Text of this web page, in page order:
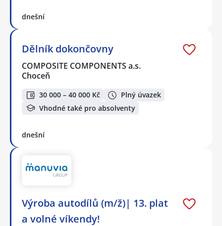
dnešní
Dělník dokončovny
COMPOSITE COMPONENTS a.s.
Choceň
30 000 – 40 000 Kč
Plný úvazek
Vhodné také pro absolventy
dnešní
Výroba autodílů (m/ž)| 13. plat
a volné víkendy!